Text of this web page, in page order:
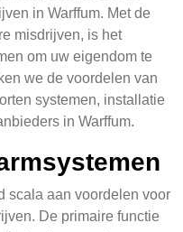
in Warffum. Met de
misdrijven, is het
om uw eigendom te
we de voordelen van
systemen, installatie
in Warffum.
scala aan voordelen voor
De primaire functie